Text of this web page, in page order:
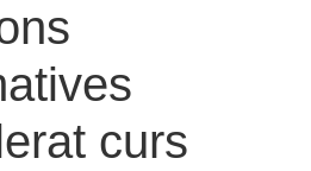
curs